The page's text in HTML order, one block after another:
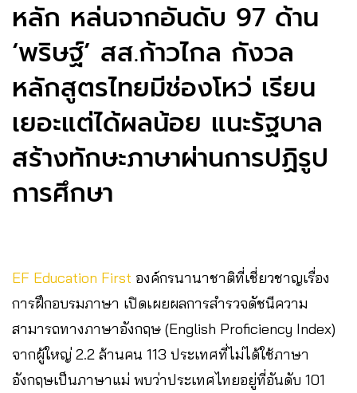
หลัก หล่นจากอันดับ 97 ด้าน
‘พริษฐ์’ สส.ก้าวไกล กังวล
หลักสูตรไทยมีช่องโหว่ เรียน
เยอะแต่ได้ผลน้อย แนะรัฐบาล
สร้างทักษะภาษาผ่านการปฏิรูป
การศึกษา
EF Education First องค์กรนานาชาติที่เชี่ยวชาญเรื่อง
การฝึกอบรมภาษา เปิดเผยผลการสำรวจดัชนีความ
สามารถทางภาษาอังกฤษ (English Proficiency Index)
จากผู้ใหญ่ 2.2 ล้านคน 113 ประเทศที่ไม่ได้ใช้ภาษา
อังกฤษเป็นภาษาแม่ พบว่าประเทศไทยอยู่ที่อันดับ 101